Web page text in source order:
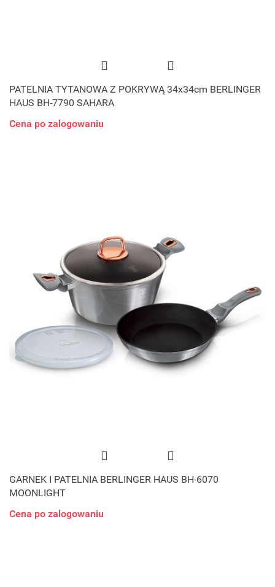
PATELNIA TYTANOWA Z POKRYWĄ 34x34cm BERLINGER
HAUS BH-7790 SAHARA
Cena po zalogowaniu
GARNEK I PATELNIA BERLINGER HAUS BH-6070
MOONLIGHT
Cena po zalogowaniu